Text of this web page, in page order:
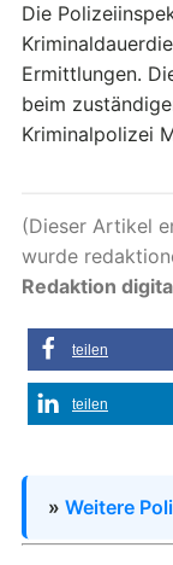
Die
Ermittlungen.
beim
Kriminalpolizei
(Dieser Artikel
wurde
Redaktion
teilen
teilen
» Weitere